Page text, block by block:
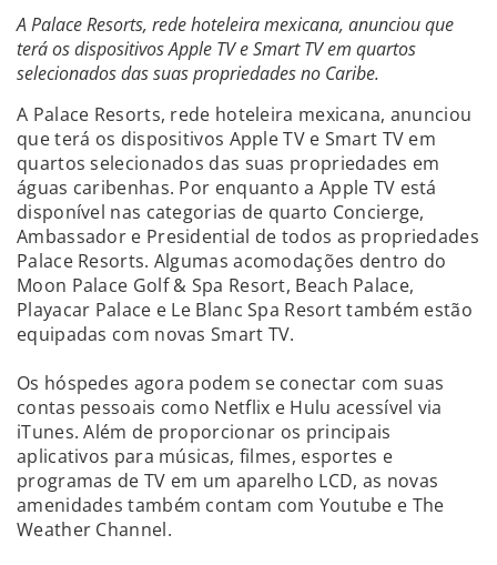
A Palace Resorts, rede hoteleira mexicana, anunciou que
terá os dispositivos Apple TV e Smart TV em quartos
selecionados das suas propriedades no Caribe.
A Palace Resorts, rede hoteleira mexicana, anunciou
que terá os dispositivos Apple TV e Smart TV em
quartos selecionados das suas propriedades em
águas caribenhas. Por enquanto a Apple TV está
disponível nas categorias de quarto Concierge,
Ambassador e Presidential de todos as propriedades
Palace Resorts. Algumas acomodações dentro do
Moon Palace Golf & Spa Resort, Beach Palace,
Playacar Palace e Le Blanc Spa Resort também estão
equipadas com novas Smart TV.
Os hóspedes agora podem se conectar com suas
contas pessoais como Netflix e Hulu acessível via
iTunes. Além de proporcionar os principais
aplicativos para músicas, filmes, esportes e
programas de TV em um aparelho LCD, as novas
amenidades também contam com Youtube e The
Weather Channel.